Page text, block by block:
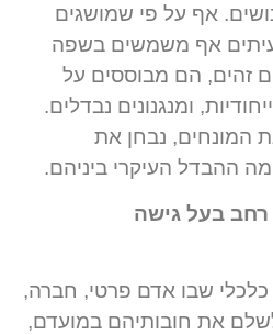
אף על פי שמושגים
אף משמשים בשפה
זהים, הם מבוססים על
ומנגנונים נבדלים.
המונחים, נבחן את
ההבדל העיקרי ביניהם.
רחב בעל גישה
כלכלי שבו אדם פרטי, חברה,
את חובותיהם במועדם,